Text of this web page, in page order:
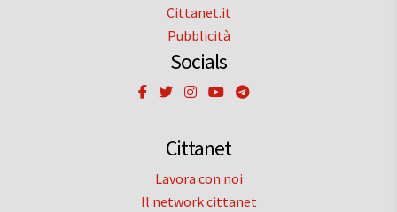
Cittanet.it
Pubblicità
Socials
Cittanet
Lavora con noi
Il network cittanet